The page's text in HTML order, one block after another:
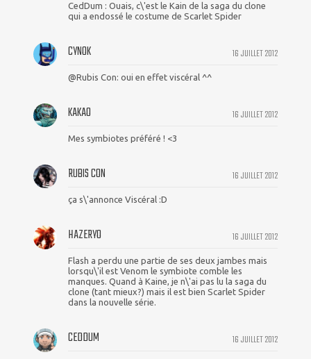
CedDum : Ouais, c\'est le Kain de la saga du clone
qui a endossé le costume de Scarlet Spider
16 JUILLET 2012
CYNOK
@Rubis Con: oui en effet viscéral ^^
16 JUILLET 2012
KAKAO
Mes symbiotes préféré ! <3
16 JUILLET 2012
RUBIS CON
ça s\'annonce Viscéral :D
16 JUILLET 2012
HAZERYO
Flash a perdu une partie de ses deux jambes mais
lorsqu\'il est Venom le symbiote comble les
manques. Quand à Kaine, je n\'ai pas lu la saga du
clone (tant mieux?) mais il est bien Scarlet Spider
dans la nouvelle série.
16 JUILLET 2012
CEDDUM